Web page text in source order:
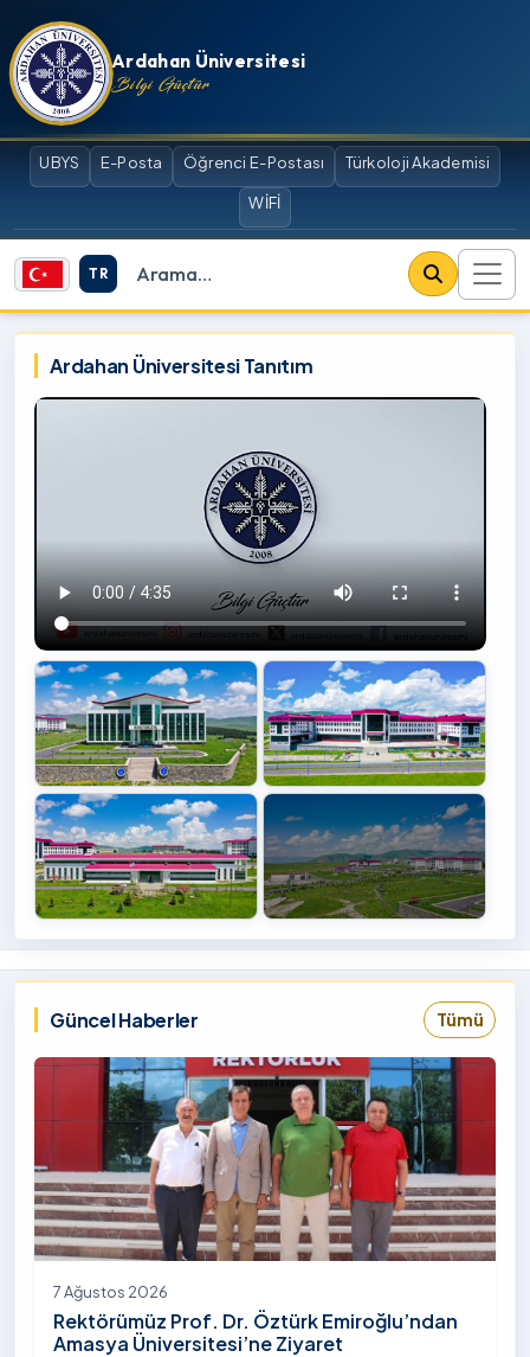
İçeriğe atla
Ardahan Üniversitesi
Bilgi Güçtür
UBYS E-Posta Öğrenci E-Postası Türkoloji Akademisi
WİFİ
TR
Site içi arama
Ardahan Üniversitesi
Ardahan Üniversitesi Tanıtım
İçin
Tıklayınız
Güncel Haberler Tümü
7 Ağustos 2026
Rektörümüz Prof. Dr. Öztürk Emiroğlu’ndan
Amasya Üniversitesi’ne Ziyaret